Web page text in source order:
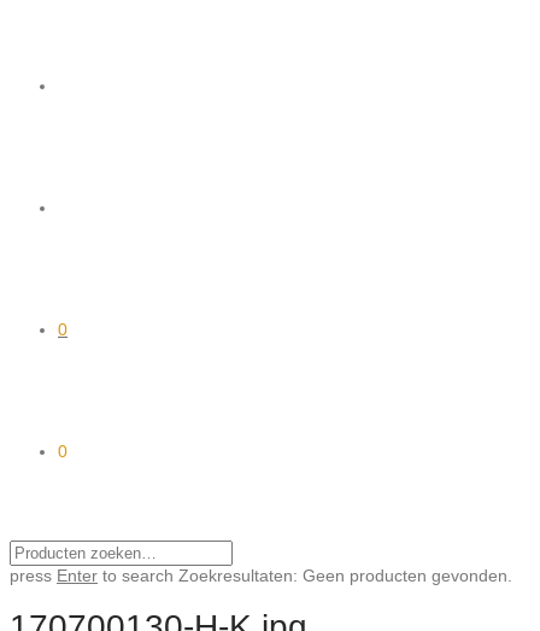
0
0
press Enter to search Zoekresultaten: Geen producten gevonden.